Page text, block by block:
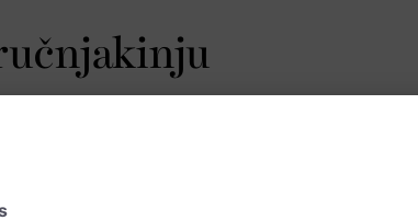
izgled kože, objašnjava zašto bi niacinamid trebalo